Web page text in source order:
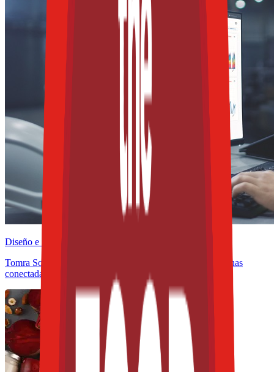
Diseño e innovación
Tomra Sorting Recycling destaca el potencial de las máquinas
conectadas